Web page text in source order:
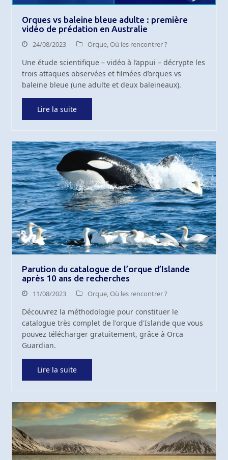
Orques vs baleine bleue adulte : première
vidéo de prédation en Australie
24/08/2023 Orque,Où les rencontrer ?
Une étude scientifique – vidéo à l’appui – décrypte les
trois attaques observées et filmées d’orques vs
baleine bleue (une adulte et deux baleineaux).
Lire la suite
Parution du catalogue de l’orque d’Islande
après 10 ans de recherches
11/08/2023 Orque,Où les rencontrer ?
Découvrez la méthodologie pour constituer le
catalogue très complet de l'orque d'Islande que vous
pouvez télécharger gratuitement, grâce à Orca
Guardian.
Lire la suite